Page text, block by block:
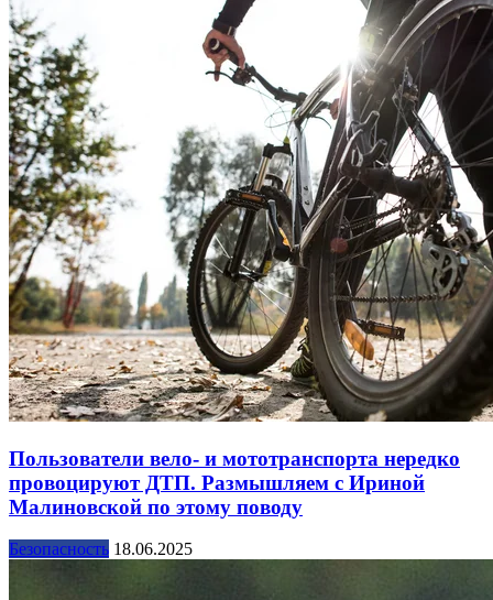
Пользователи вело- и мототранспорта нередко
провоцируют ДТП. Размышляем с Ириной
Малиновской по этому поводу
Безопасность 18.06.2025